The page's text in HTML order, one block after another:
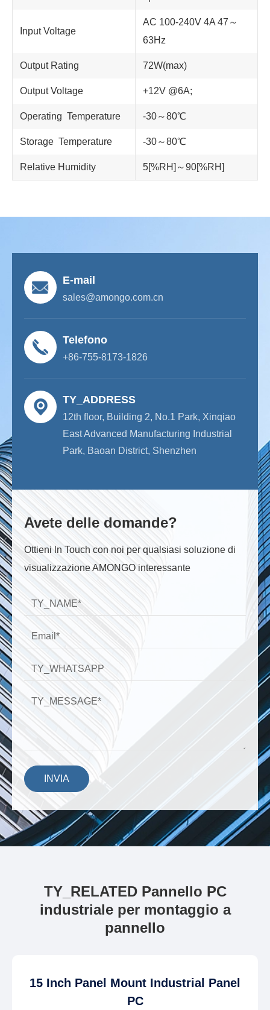
Input Voltage
AC 100-240V 4A 47～
63Hz
Output Rating 72W(max)
Output Voltage +12V @6A;
Operating Temperature -30～80℃
Storage Temperature -30～80℃
Relative Humidity 5[%RH]～90[%RH]
E-mail
sales@amongo.com.cn
Telefono
+86-755-8173-1826
TY_ADDRESS
12th floor, Building 2, No.1 Park, Xinqiao
East Advanced Manufacturing Industrial
Park, Baoan District, Shenzhen
Avete delle domande?
Ottieni ln Touch con noi per qualsiasi soluzione di
visualizzazione AMONGO interessante
INVIA
TY_RELATED Pannello PC
industriale per montaggio a
pannello
15 Inch Panel Mount Industrial Panel
PC